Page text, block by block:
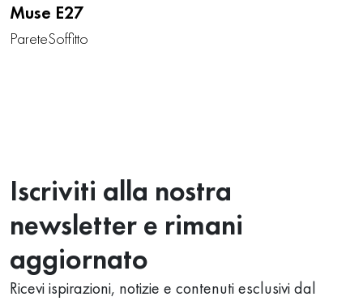
Muse E27
PareteSoffitto
Iscriviti alla nostra
newsletter e rimani
aggiornato
Ricevi ispirazioni, notizie e contenuti esclusivi dal